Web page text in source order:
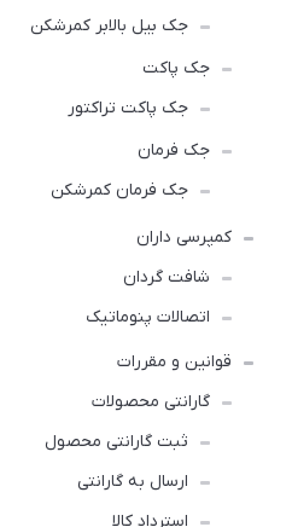
جک بیل بالابر کمرشکن
جک پاکت
جک پاکت تراکتور
جک فرمان
جک فرمان کمرشکن
کمپرسی داران
شافت گردان
اتصالات پنوماتیک
قوانین و مقررات
گارانتی محصولات
ثبت گارانتی محصول
ارسال به گارانتی
استرداد کالا